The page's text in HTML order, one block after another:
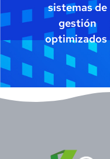
sistemas de
gestión
optimizados